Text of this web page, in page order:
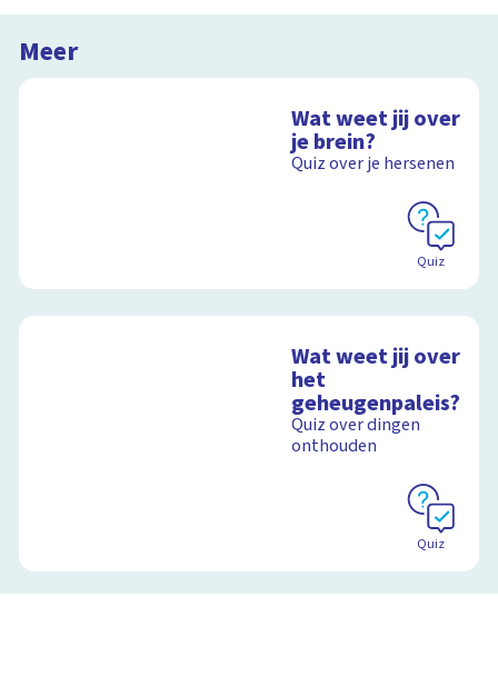
Meer
Wat weet jij over
je brein?
Quiz over je hersenen
Quiz
Wat weet jij over
het
geheugenpaleis?
Quiz over dingen
onthouden
Quiz